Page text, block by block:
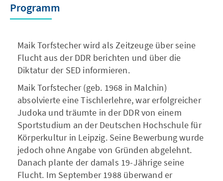
Programm
Maik Torfstecher wird als Zeitzeuge über seine
Flucht aus der DDR berichten und über die
Diktatur der SED informieren.
Maik Torfstecher (geb. 1968 in Malchin)
absolvierte eine Tischlerlehre, war erfolgreicher
Judoka und träumte in der DDR von einem
Sportstudium an der Deutschen Hochschule für
Körperkultur in Leipzig. Seine Bewerbung wurde
jedoch ohne Angabe von Gründen abgelehnt.
Danach plante der damals 19-Jährige seine
Flucht. Im September 1988 überwand er